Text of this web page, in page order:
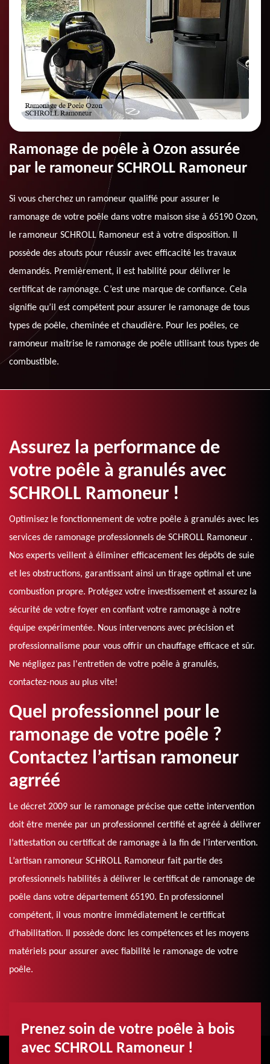
Ramonage de poêle à Ozon assurée
par le ramoneur SCHROLL Ramoneur
Si vous cherchez un ramoneur qualifié pour assurer le
ramonage de votre poêle dans votre maison sise à 65190 Ozon,
le ramoneur SCHROLL Ramoneur est à votre disposition. Il
possède des atouts pour réussir avec efficacité les travaux
demandés. Premièrement, il est habilité pour délivrer le
certificat de ramonage. C’est une marque de confiance. Cela
signifie qu’il est compétent pour assurer le ramonage de tous
types de poêle, cheminée et chaudière. Pour les poêles, ce
ramoneur maitrise le ramonage de poêle utilisant tous types de
combustible.
Assurez la performance de
votre poêle à granulés avec
SCHROLL Ramoneur !
Optimisez le fonctionnement de votre poêle à granulés avec les
services de ramonage professionnels de SCHROLL Ramoneur .
Nos experts veillent à éliminer efficacement les dépôts de suie
et les obstructions, garantissant ainsi un tirage optimal et une
combustion propre. Protégez votre investissement et assurez la
sécurité de votre foyer en confiant votre ramonage à notre
équipe expérimentée. Nous intervenons avec précision et
professionnalisme pour vous offrir un chauffage efficace et sûr.
Ne négligez pas l'entretien de votre poêle à granulés,
contactez-nous au plus vite!
Quel professionnel pour le
ramonage de votre poêle ?
Contactez l’artisan ramoneur
agrréé
Le décret 2009 sur le ramonage précise que cette intervention
doit être menée par un professionnel certifié et agréé à délivrer
l’attestation ou certificat de ramonage à la fin de l’intervention.
L’artisan ramoneur SCHROLL Ramoneur fait partie des
professionnels habilités à délivrer le certificat de ramonage de
poêle dans votre département 65190. En professionnel
compétent, il vous montre immédiatement le certificat
d’habilitation. Il possède donc les compétences et les moyens
matériels pour assurer avec fiabilité le ramonage de votre
poêle.
Prenez soin de votre poêle à bois
avec SCHROLL Ramoneur !